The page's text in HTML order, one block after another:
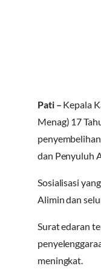
Pati – Kepala
Menag) 17
dan Penyuluh
Sosialisasi
Alimin dan
Surat edaran
meningkat.